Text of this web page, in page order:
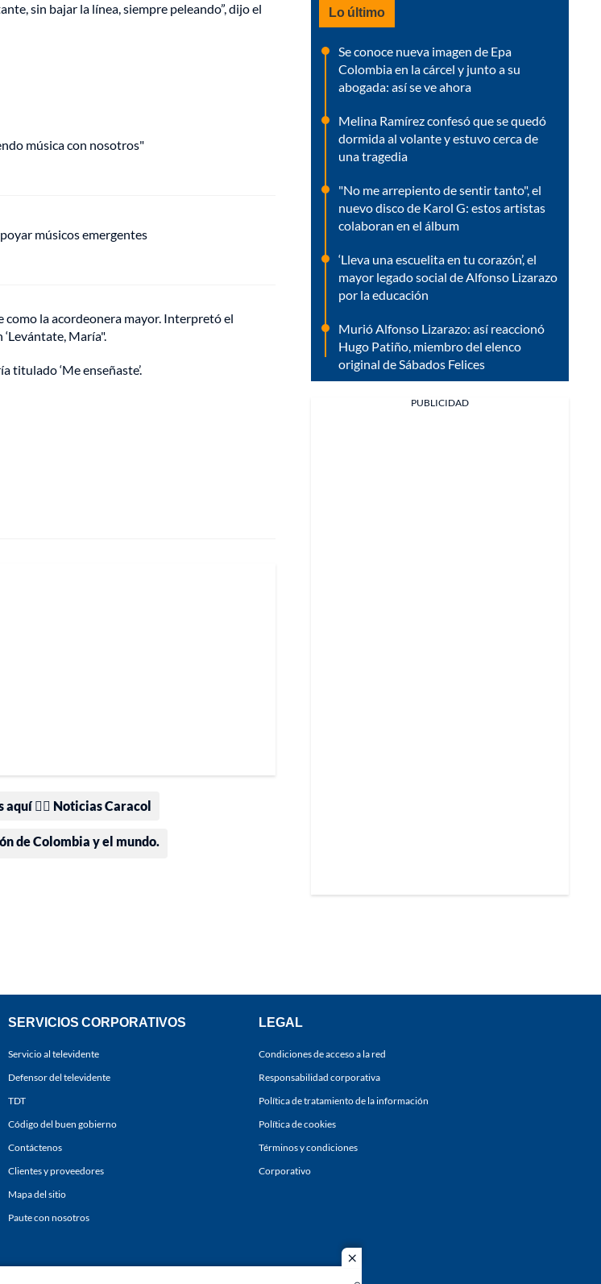
close
sin bajar la línea, siempre peleando”, dijo el
música con nosotros"
músicos emergentes
como la acordeonera mayor. Interpretó el
‘Levántate, María".
titulado ‘Me enseñaste’.
👉🏻 Noticias Caracol
de Colombia y el mundo.
Lo último
Se conoce nueva imagen de Epa
Colombia en la cárcel y junto a su
abogada: así se ve ahora
Melina Ramírez confesó que se quedó
dormida al volante y estuvo cerca de
una tragedia
"No me arrepiento de sentir tanto", el
nuevo disco de Karol G: estos artistas
colaboran en el álbum
‘Lleva una escuelita en tu corazón’, el
mayor legado social de Alfonso Lizarazo
por la educación
Murió Alfonso Lizarazo: así reaccionó
Hugo Patiño, miembro del elenco
original de Sábados Felices
PUBLICIDAD
SERVICIOS CORPORATIVOS
Servicio al televidente
Defensor del televidente
TDT
Código del buen gobierno
Contáctenos
Clientes y proveedores
Mapa del sitio
Paute con nosotros
LEGAL
Condiciones de acceso a la red
Responsabilidad corporativa
Política de tratamiento de la información
Política de cookies
Términos y condiciones
Corporativo